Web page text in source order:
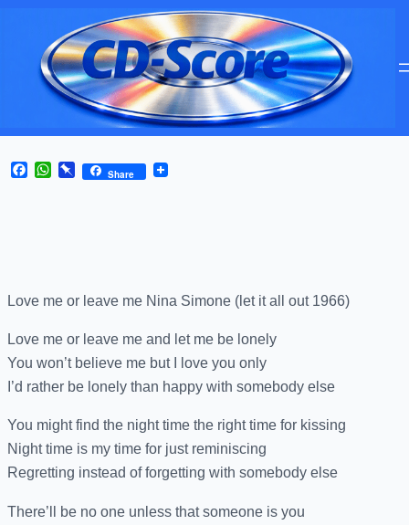
Facebook
WhatsApp
Pinboard
Share
Love me or leave me Nina Simone (let it all out 1966)
Love me or leave me and let me be lonely
You won’t believe me but I love you only
I’d rather be lonely than happy with somebody else
You might find the night time the right time for kissing
Night time is my time for just reminiscing
Regretting instead of forgetting with somebody else
There’ll be no one unless that someone is you